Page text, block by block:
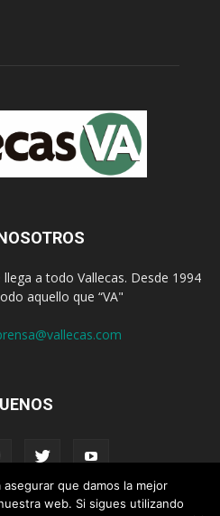
a todo Vallecas. Desde 1994
aquello que “VA"
que damos la mejor
web. Si sigues utilizando